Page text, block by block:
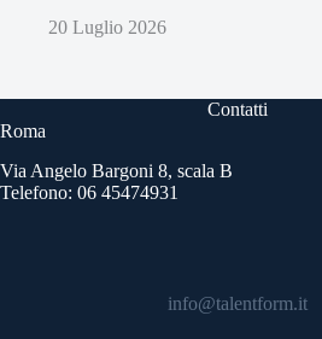
20 Luglio 2026
Contatti
Roma
Via Angelo Bargoni 8, scala B
Telefono: 06 45474931
info@talentform.it